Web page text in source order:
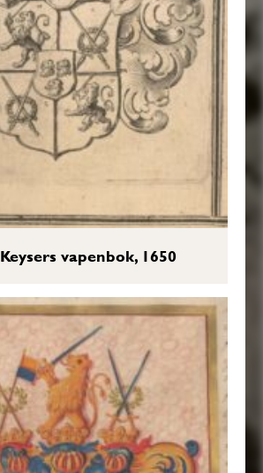
Keysers vapenbok, 1650